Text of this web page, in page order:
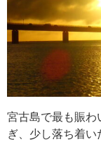
宮古島で最も賑わ
ぎ、少し落ち着い